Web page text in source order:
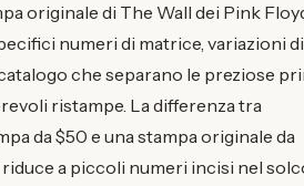
originale di The Wall dei Pink
numeri di matrice, variazioni di
che separano le preziose
ristampe. La differenza tra
da $50 e una stampa originale da
a piccoli numeri incisi nel